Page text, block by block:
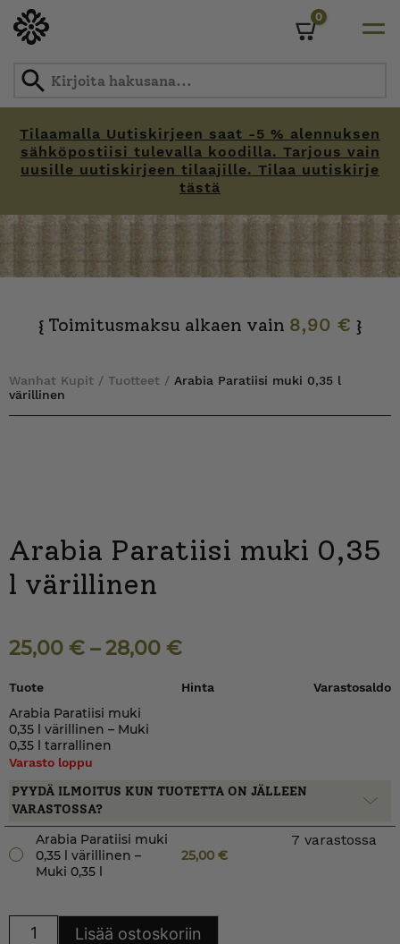
Tilaamalla Uutiskirjeen saat -5 % alennuksen
sähköpostiisi tulevalla koodilla. Tarjous vain
uusille uutiskirjeen tilaajille. Tilaa uutiskirje
tästä
0
{ Toimitusmaksu alkaen vain 8,90 € }
Wanhat Kupit / Tuotteet / Arabia Paratiisi muki 0,35 l
värillinen
Arabia Paratiisi muki 0,35
l värillinen
25,00 € –28,00 €
Tuote Hinta Varastosaldo
Arabia Paratiisi muki
0,35 l värillinen – Muki
0,35 l tarrallinen
Varasto loppu
PYYDÄ ILMOITUS KUN TUOTETTA ON JÄLLEEN
VARASTOSSA?
Arabia Paratiisi muki
0,35 l värillinen –
Muki 0,35 l
25,00€
7 varastossa
Paratiisi
Lisää ostoskoriin